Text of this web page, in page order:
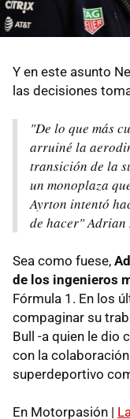
Y en este asunto
las decisiones
"De lo que más
arruiné la
transición de la
un monoplaza
Ayrton intentó
de hacer" Adrian
Sea como fuese,
de los ingenieros
Fórmula 1. En los
compaginar su
Bull -a quien le dio
con la
superdeportivo
En Motorpasión |